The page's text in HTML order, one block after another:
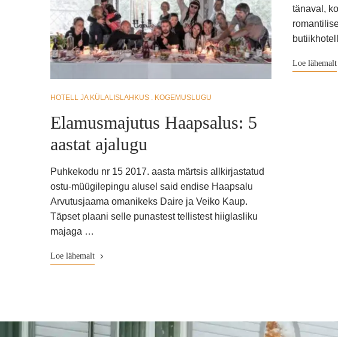
HOTELL JA KÜLALISLAHKUS KOGEMUSLUGU
Elamusmajutus Haapsalus: 5
aastat ajalugu
Puhkekodu nr 15 2017. aasta märtsis allkirjastatud
ostu-müügilepingu alusel said endise Haapsalu
Arvutusjaama omanikeks Daire ja Veiko Kaup.
Täpset plaani selle punastest tellistest hiiglasliku
majaga …
Loe lähemalt
tänaval,
Loe lähemalt